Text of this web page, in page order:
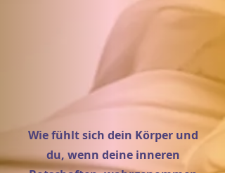
Wie fühlt sich dein Körper und
du, wenn deine inneren